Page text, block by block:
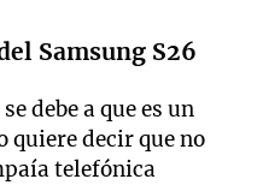
Samsung S26
se debe a que es un
quiere decir que no
telefónica